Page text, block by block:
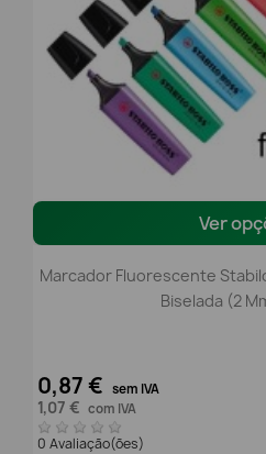
Ver
Marcador Fluorescente
Biselada (2
0,87 € sem IVA
1,07 € com IVA
0 Avaliação(ões)